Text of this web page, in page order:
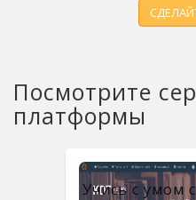
Посмотрите
платформы
Учись с умом